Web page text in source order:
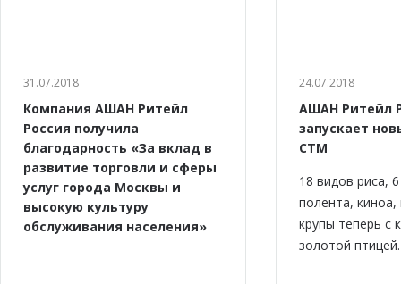
31.07.2018
Компания АШАН Ритейл
Россия получила
благодарность «За вклад в
развитие торговли и сферы
услуг города Москвы и
высокую культуру
обслуживания населения»
24.07.2018
АШАН Ритейл
запускает
СТМ
18 видов риса,
полента, киноа,
крупы теперь с
золотой птицей.